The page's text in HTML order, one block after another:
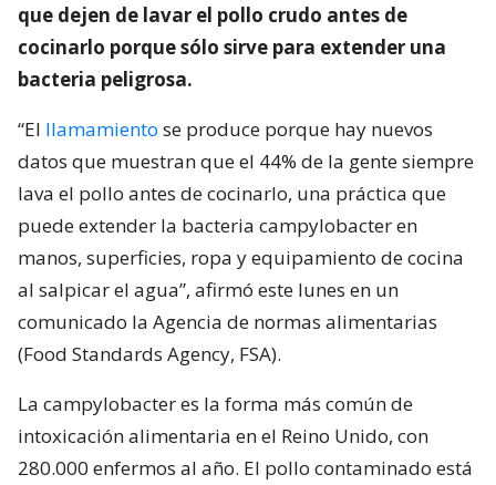
que dejen de lavar el pollo crudo antes de
cocinarlo porque sólo sirve para extender una
bacteria peligrosa.
“El llamamiento se produce porque hay nuevos
datos que muestran que el 44% de la gente siempre
lava el pollo antes de cocinarlo, una práctica que
puede extender la bacteria campylobacter en
manos, superficies, ropa y equipamiento de cocina
al salpicar el agua”, afirmó este lunes en un
comunicado la Agencia de normas alimentarias
(Food Standards Agency, FSA).
La campylobacter es la forma más común de
intoxicación alimentaria en el Reino Unido, con
280.000 enfermos al año. El pollo contaminado está